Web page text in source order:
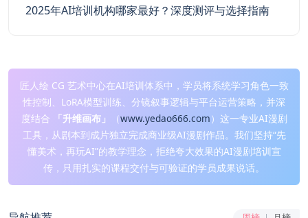
2025年AI培训机构哪家最好？深度测评与选择指南
匠人绘 CG 艺术中心在AI培训体系中，学员将系统学习角色一致
性控制、LoRA模型训练、分镜叙事逻辑与平台运营策略，并深
度结合
「升维画布」 （www.yedao666.com）这一专业AI漫剧
工具，从剧本到成片独立完成商业级AI漫剧作品。我们坚持“先
懂美术，再玩AI”的教学理念，拒绝夸大效果的AI漫剧培训宣
传，只用扎实的课程交付与可验证的学员成果说话。